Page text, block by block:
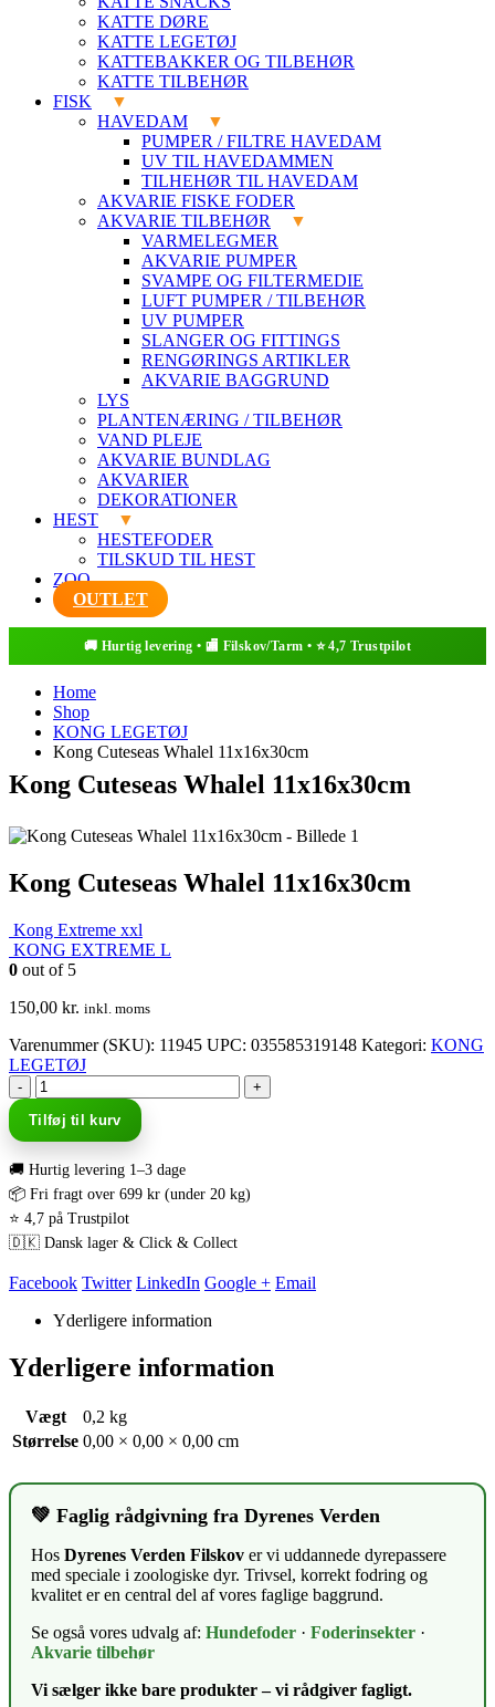
KATTE DØRE
KATTE LEGETØJ
KATTEBAKKER OG TILBEHØR
KATTE TILBEHØR
FISK
HAVEDAM
PUMPER / FILTRE HAVEDAM
UV TIL HAVEDAMMEN
TILHEHØR TIL HAVEDAM
AKVARIE FISKE FODER
AKVARIE TILBEHØR
VARMELEGMER
AKVARIE PUMPER
SVAMPE OG FILTERMEDIE
LUFT PUMPER / TILBEHØR
UV PUMPER
SLANGER OG FITTINGS
RENGØRINGS ARTIKLER
AKVARIE BAGGRUND
LYS
PLANTENÆRING / TILBEHØR
VAND PLEJE
AKVARIE BUNDLAG
AKVARIER
DEKORATIONER
HEST
HESTEFODER
TILSKUD TIL HEST
ZOO
OUTLET
Home
Shop
KONG LEGETØJ
Kong Cuteseas Whalel 11x16x30cm
Kong Cuteseas Whalel 11x16x30cm
Kong Cuteseas Whalel 11x16x30cm
Kong Extreme xxl
KONG EXTREME L
0 out of 5
150,00 kr. inkl. moms
Varenummer (SKU): 11945 UPC: 035585319148 Kategori: KONG
LEGETØJ
-
+
Tilføj til kurv
🚚 Hurtig levering 1–3 dage
📦 Fri fragt over 699 kr (under 20 kg)
⭐ 4,7 på Trustpilot
🇩🇰 Dansk lager & Click & Collect
Facebook Twitter LinkedIn Google + Email
Yderligere information
Yderligere information
Vægt
0,2 kg
Størrelse 0,00 × 0,00 × 0,00 cm
💚 Faglig rådgivning fra Dyrenes Verden
Hos Dyrenes Verden Filskov er vi uddannede dyrepassere
med speciale i zoologiske dyr. Trivsel, korrekt fodring og
kvalitet er en central del af vores faglige baggrund.
Se også vores udvalg af: Hundefoder · Foderinsekter ·
Akvarie tilbehør
Vi sælger ikke bare produkter – vi rådgiver fagligt.